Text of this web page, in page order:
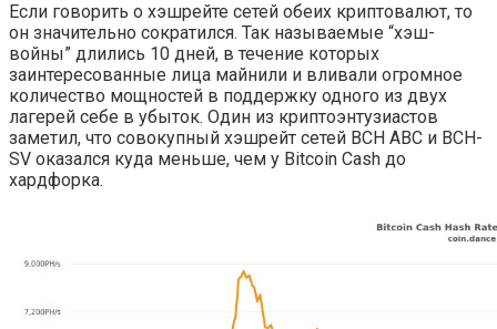
Если говорить о хэшрейте сетей обеих криптовалют, то
он значительно сократился. Так называемые “хэш-
войны” длились 10 дней, в течение которых
заинтересованные лица майнили и вливали огромное
количество мощностей в поддержку одного из двух
лагерей себе в убыток. Один из криптоэнтузиастов
заметил, что совокупный хэшрейт сетей BCH ABC и BCH-
SV оказался куда меньше, чем у Bitcoin Cash до
хардфорка.